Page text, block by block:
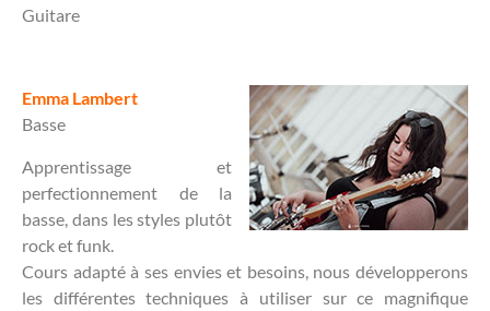
Guitare
Emma Lambert
Basse
Apprentissage et
perfectionnement de la
basse, dans les styles plutôt
rock et funk.
Cours adapté à ses envies et besoins, nous développerons
les différentes techniques à utiliser sur ce magnifique